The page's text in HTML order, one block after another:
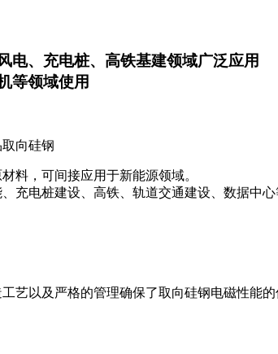
电、充电桩、高铁基建领域广泛应用
等领域使用
取向硅钢
料，可间接应用于新能源领域。
充电桩建设、高铁、轨道交通建设、数据中心
艺以及严格的管理确保了取向硅钢电磁性能的